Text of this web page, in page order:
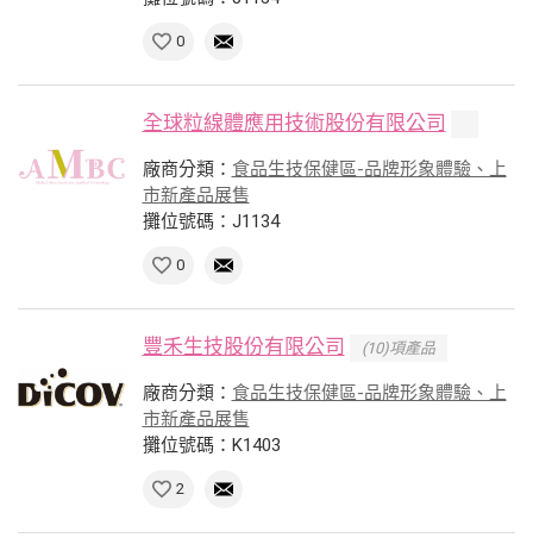
0
全球粒線體應用技術股份有限公司
廠商分類： 食品生技保健區-品牌形象體驗、上
市新產品展售
攤位號碼：J1134
0
豐禾生技股份有限公司 (10)項產品
廠商分類： 食品生技保健區-品牌形象體驗、上
市新產品展售
攤位號碼：K1403
2